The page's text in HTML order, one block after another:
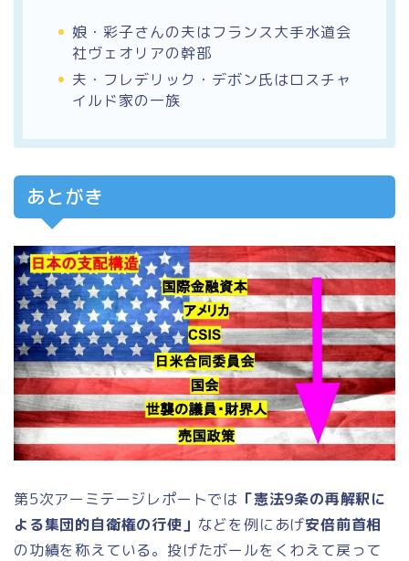
娘・彩子さんの夫はフランス大手水道会
社ヴェオリアの幹部
夫・フレデリック・デボン氏はロスチャ
イルド家の一族
あとがき
第5次アーミテージレポートでは 「憲法9条の再解釈に
よる集団的自衛権の行使」 などを例にあげ安倍前首相
の功績を称えている。投げたボールをくわえて戻って